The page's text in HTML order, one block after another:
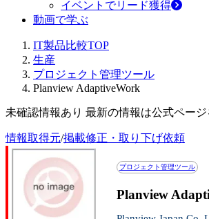
イベントでリード獲得
動画で学ぶ
IT製品比較TOP
生産
プロジェクト管理ツール
Planview AdaptiveWork
未確認情報あり 最新の情報は公式ペー
情報取得元/掲載修正・取り下げ依頼
プロジェクト管理ツール
Planview